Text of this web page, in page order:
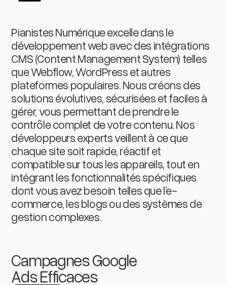
Pianistes Numérique excelle dans le
développement web avec des intégrations
CMS (Content Management System) telles
que Webflow, WordPress et autres
plateformes populaires. Nous créons des
solutions évolutives, sécurisées et faciles à
gérer, vous permettant de prendre le
contrôle complet de votre contenu. Nos
développeurs experts veillent à ce que
chaque site soit rapide, réactif et
compatible sur tous les appareils, tout en
intégrant les fonctionnalités spécifiques
dont vous avez besoin telles que l’e-
commerce, les blogs ou des systèmes de
gestion complexes.
Campagnes Google
Ads Efficaces